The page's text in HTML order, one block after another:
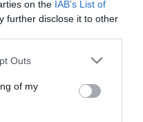
on the IAB’s List of
further disclose it to other
Outs
of my